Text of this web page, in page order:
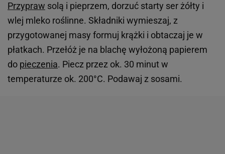
Przypraw solą i pieprzem, dorzuć starty ser żółty i
wlej mleko roślinne. Składniki wymieszaj, z
przygotowanej masy formuj krążki i obtaczaj je w
płatkach. Przełóż je na blachę wyłożoną papierem
do pieczenia. Piecz przez ok. 30 minut w
temperaturze ok. 200°C. Podawaj z sosami.